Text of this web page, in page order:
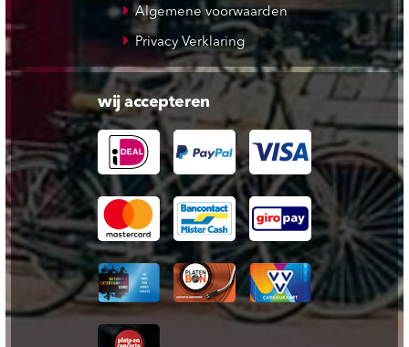
Algemene voorwaarden
Privacy Verklaring
wij accepteren